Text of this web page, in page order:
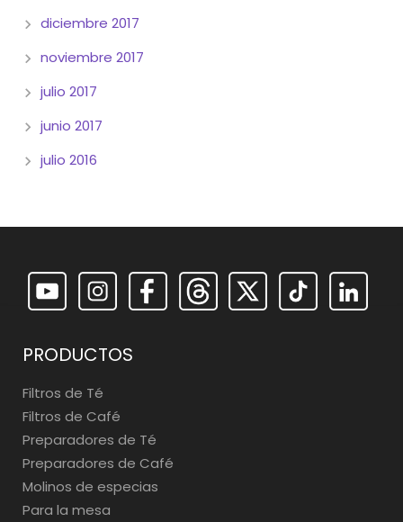
diciembre 2017
noviembre 2017
julio 2017
junio 2017
julio 2016
PRODUCTOS
Filtros de Té
Filtros de Café
Preparadores de Té
Preparadores de Café
Molinos de especias
Para la mesa